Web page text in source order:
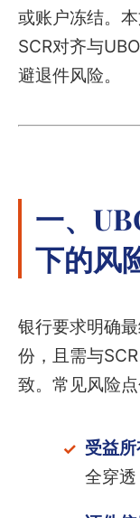
或账户冻结。
SCR对齐与
避退件风险。
一、
下的风
银行要求明确
份，且需与
致。常见风险点
受益
全穿